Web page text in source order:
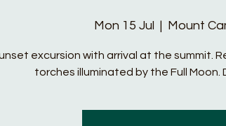
Mon 15 Jul
  |
Mount
excursion with arrival at the summit.
torches illuminated by the Full Moon.